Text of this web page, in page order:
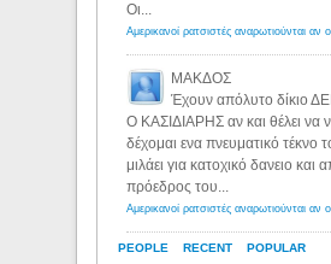
PEOPLE RECENT POPULAR
Οι...
ΜΑΚΔΟΣ
Έχουν απόλυτο δίκιο
Ο ΚΑΣΙΔΙΑΡΗΣ αν και θέλει να
δέχομαι ενα πνευματικό τέκνο
μιλάει για κατοχικό δανειο και
πρόεδρος του...